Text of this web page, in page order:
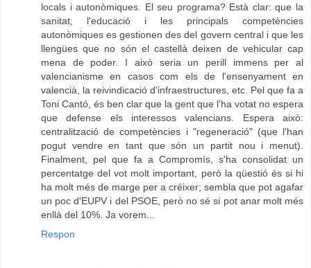
locals i autonòmiques. El seu programa? Està clar: que la
sanitat, l'educació i les principals competències
autonòmiques es gestionen des del govern central i que les
llengües que no són el castellà deixen de vehicular cap
mena de poder. I això seria un perill immens per al
valencianisme en casos com els de l'ensenyament en
valencià, la reivindicació d'infraestructures, etc. Pel que fa a
Toni Cantó, és ben clar que la gent que l'ha votat no espera
que defense els interessos valencians. Espera això:
centralització de competències i "regeneració" (que l'han
pogut vendre en tant que són un partit nou i menut).
Finalment, pel que fa a Compromís, s'ha consolidat un
percentatge del vot molt important, però la qüestió és si hi
ha molt més de marge per a créixer; sembla que pot agafar
un poc d'EUPV i del PSOE, però no sé si pot anar molt més
enllà del 10%. Ja vorem...
Respon